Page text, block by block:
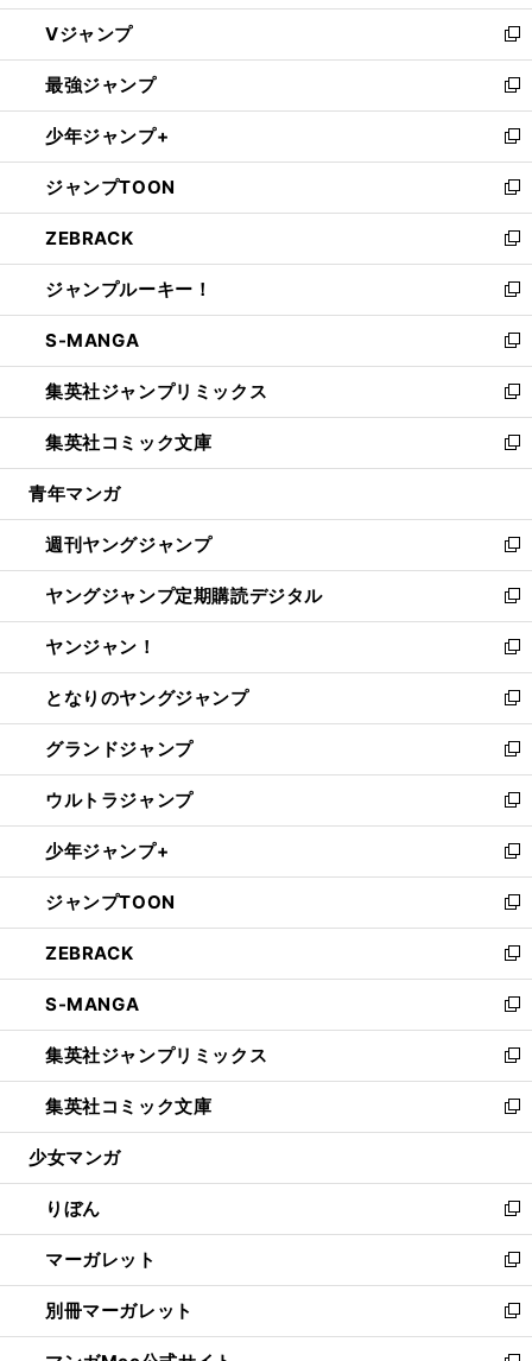
ウ
ィ
ン
ド
ウ
で
開
く
し
い
ウ
ィ
ン
ド
ウ
で
開
く
Vジャンプ
新
し
い
ウ
ィ
ン
ド
ウ
で
開
く
最強ジャンプ
新
し
い
ウ
ィ
ン
ド
ウ
で
開
く
少年ジャンプ+
新
し
い
ウ
ィ
ン
ド
ウ
で
開
く
ジャンプTOON
新
し
い
ウ
ィ
ン
ド
ウ
で
開
く
ZEBRACK
新
し
い
ウ
ィ
ン
ド
ウ
で
開
ジャンプルーキー！
新
し
い
ウ
ィ
ン
ド
ウ
開
く
S-MANGA
新
し
い
ウ
ィ
ン
ウ
で
開
く
集英社ジャンプリミックス
新
し
い
ウ
ン
ド
ウ
で
開
く
集英社コミック文庫
新
し
ウ
ィ
ン
ド
ウ
で
開
く
青年マンガ
週刊ヤングジャンプ
新
し
い
ウ
ィ
ン
ド
ウ
で
開
く
ヤングジャンプ定期購読デジタル
新
し
い
ウ
ィ
ン
ド
ウ
で
開
く
ヤンジャン！
新
し
い
ウ
ィ
ン
ド
ウ
で
開
く
となりのヤングジャンプ
新
し
い
ウ
ィ
ン
ド
ウ
で
開
く
グランドジャンプ
新
し
い
ウ
ィ
ン
ド
ウ
で
開
く
ウルトラジャンプ
新
し
い
ウ
ィ
ン
ド
ウ
で
開
く
少年ジャンプ+
新
し
い
ウ
ィ
ン
ド
ウ
で
開
く
ジャンプTOON
新
し
い
ウ
ィ
ン
ド
ウ
で
開
ZEBRACK
新
し
い
ウ
ィ
ン
ド
ウ
開
く
S-MANGA
新
し
い
ウ
ィ
ン
ウ
で
開
く
集英社ジャンプリミックス
新
し
い
ウ
ン
ド
ウ
で
開
く
集英社コミック文庫
新
し
ウ
ィ
ン
ド
ウ
で
開
少女マンガ
りぼん
新
し
い
ウ
ィ
ン
マーガレット
新
し
い
ウ
別冊マーガレット
新
し